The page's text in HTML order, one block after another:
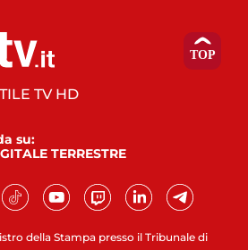
della Stampa presso il Tribunale di
TV HD
su:
TERRESTRE